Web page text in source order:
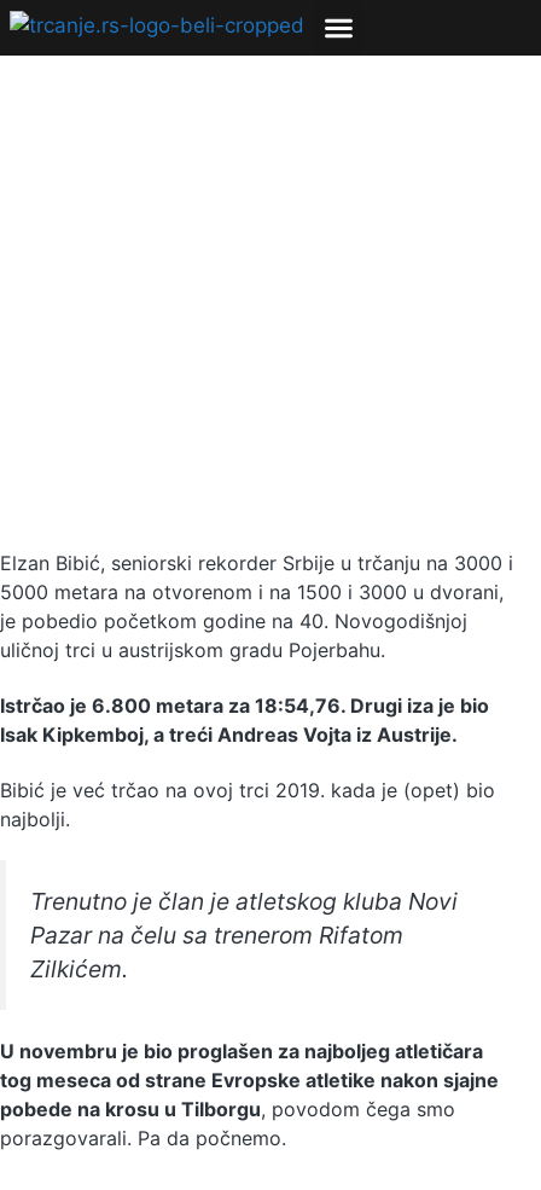
Elzan Bibić, seniorski rekorder Srbije u trčanju na 3000 i
5000 metara na otvorenom i na 1500 i 3000 u dvorani,
je pobedio početkom godine na 40. Novogodišnjoj
uličnoj trci u austrijskom gradu Pojerbahu.
Istrčao je 6.800 metara za 18:54,76. Drugi iza je bio
Isak Kipkemboj, a treći Andreas Vojta iz Austrije.
Bibić je već trčao na ovoj trci 2019. kada je (opet) bio
najbolji.
Trenutno je član je atletskog kluba Novi
Pazar na čelu sa trenerom Rifatom
Zilkićem.
U novembru je bio proglašen za najboljeg atletičara
tog meseca od strane Evropske atletike nakon sjajne
pobede na krosu u Tilborgu, povodom čega smo
porazgovarali. Pa da počnemo.